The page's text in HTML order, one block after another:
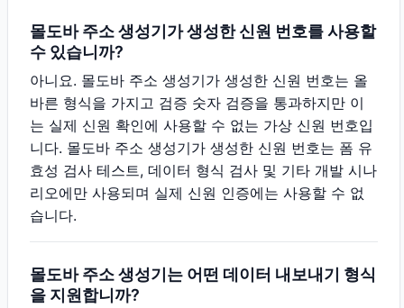
몰도바 주소 생성기가 생성한 신원 번호를 사용할
수 있습니까?
아니요. 몰도바 주소 생성기가 생성한 신원 번호는 올
바른 형식을 가지고 검증 숫자 검증을 통과하지만 이
는 실제 신원 확인에 사용할 수 없는 가상 신원 번호입
니다. 몰도바 주소 생성기가 생성한 신원 번호는 폼 유
효성 검사 테스트, 데이터 형식 검사 및 기타 개발 시나
리오에만 사용되며 실제 신원 인증에는 사용할 수 없
습니다.
몰도바 주소 생성기는 어떤 데이터 내보내기 형식
을 지원합니까?